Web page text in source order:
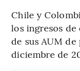
Chile y
los ingresos
de sus AUM
diciembre de